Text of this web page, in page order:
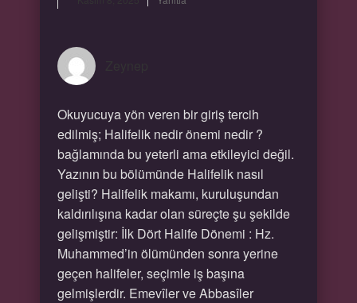
Okuyucuya yön veren bir giriş tercih
edilmiş; Halifelik nedir önemi nedir ?
bağlamında bu yeterli ama etkileyici değil.
Yazının bu bölümünde Halifelik nasıl
gelişti? Halifelik makamı, kuruluşundan
kaldırılışına kadar olan süreçte şu şekilde
gelişmiştir: İlk Dört Halife Dönemi : Hz.
Muhammed’in ölümünden sonra yerine
geçen halifeler, seçimle iş başına
gelmişlerdir. Emevîler ve Abbasîler